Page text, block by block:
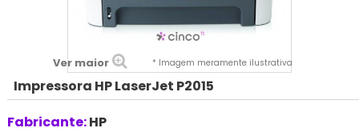
Ver maior * Imagem meramente ilustrativa
Impressora HP LaserJet P2015
Fabricante:HP